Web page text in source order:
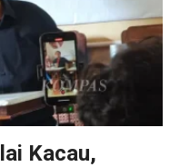
Kacau,